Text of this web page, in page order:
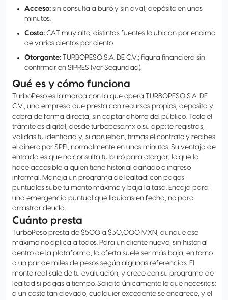
Acceso: sin consulta a buró y sin aval; depósito en unos
minutos.
Costo: CAT muy alto; distintas fuentes lo ubican por encima
de varios cientos por ciento.
Otorgante: TURBOPESO S.A. DE C.V.; figura financiera sin
confirmar en SIPRES (ver Seguridad).
Qué es y cómo funciona
TurboPeso es la marca con la que opera TURBOPESO S.A. DE
C.V., una empresa que presta con recursos propios, deposita y
cobra de forma directa, sin captar ahorro del público. Todo el
trámite es digital, desde turbopeso.mx o su app: te registras,
validas tu identidad y, si aprueban, firmas el contrato y recibes
el dinero por SPEI, normalmente en unos minutos. Su ventaja de
entrada es que no consulta tu buró para otorgar, lo que la
hace accesible a quien tiene historial dañado o ingreso
informal. Maneja un programa de lealtad: con pagos
puntuales sube tu monto máximo y baja la tasa. Encaja para
una emergencia puntual que liquidas en fecha, no para
arrastrar deuda.
Cuánto presta
TurboPeso presta de $500 a $30,000 MXN, aunque ese
máximo no aplica a todos. Para un cliente nuevo, sin historial
dentro de la plataforma, la oferta suele ser más baja, en torno
a un par de miles de pesos según algunas referencias. El
monto real sale de tu evaluación, y crece con su programa de
lealtad si pagas a tiempo. Solicita únicamente lo que necesitas:
a un costo tan elevado, cualquier excedente se encarece, y el